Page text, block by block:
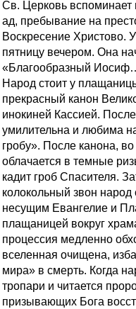
Св. Церковь вспоминает
ад, пребывание на
Воскресение Христово.
пятницу вечером. Она
«Благообразный
Народ стоит у
прекрасный канон
инокиней Кассией.
умилительна и любима
гробу». После канона,
облачается в темные
кадит гроб Спасителя.
колокольный звон
несущим Евангелие и
плащаницей вокруг
процессия медленно
вселенная очищена,
мира» в смерть. Когда
тропари и читается
призывающих Бога